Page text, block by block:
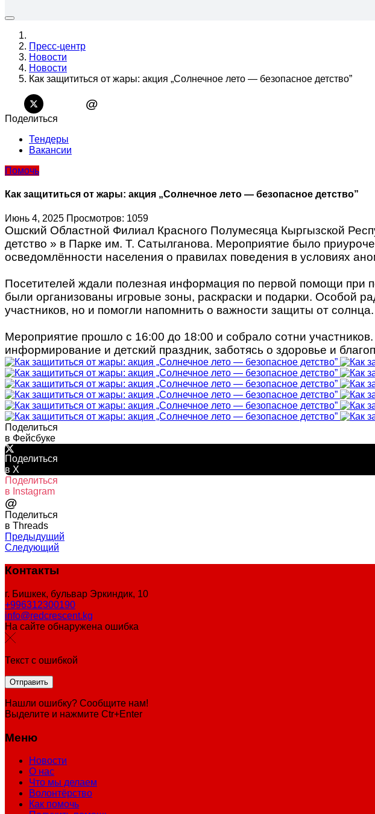
Пресс-центр
Новости
Новости
Как защититься от жары: акция „Солнечное лето — безопасное детство”
@
Поделиться
Тендеры
Вакансии
Помочь
Как защититься от жары: акция „Солнечное лето — безопасное детство”
Июнь 4, 2025 Просмотров: 1059
Ошский Областной Филиал Красного Полумесяца Кыргызской
детство » в Парке им. Т. Сатылганова. Мероприятие было
осведомлённости населения о правилах поведения в условиях
Посетителей ждали полезная информация по первой помощи при
были организованы игровые зоны, раскраски и подарки. Особой
участников, но и помогли напомнить о важности защиты от солнца.
Мероприятие прошло с 16:00 до 18:00 и собрало сотни
информирование и детский праздник, заботясь о здоровье и
Поделиться
в Фейсбуке
Поделиться
в X
Поделиться
в Instagram
@
Поделиться
в Threads
Предыдущий
Следующий
Контакты
г. Бишкек, бульвар Эркиндик, 10
+996312300190
info@redcrescent.kg
На сайте обнаружена ошибка
Текст с ошибкой
Нашли ошибку? Сообщите нам!
Выделите и нажмите Ctr+Enter
Меню
Новости
О нас
Что мы делаем
Волонтёрство
Как помочь